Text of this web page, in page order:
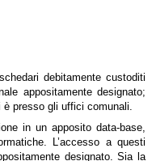
debitamente custoditi
appositamente designato;
presso gli uffici comunali.
in un apposito data-base,
L’accesso a questi
designato. Sia la